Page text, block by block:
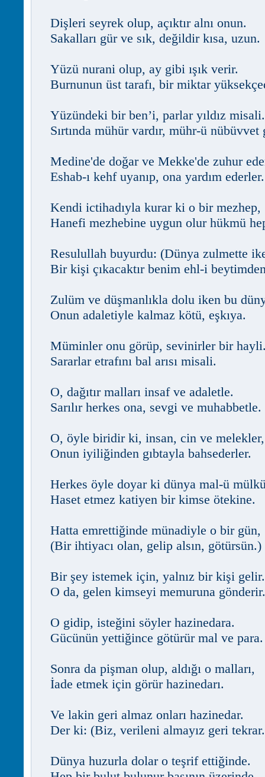
Dişleri seyrek olup, açıktır alnı onun.
Sakalları gür ve sık, değildir kısa, uzun.
Yüzü nurani olup, ay gibi ışık verir.
Burnunun üst tarafı, bir miktar
Yüzündeki bir ben’i, parlar yıldız misali.
Sırtında mühür vardır, mühr-ü nübüvvet
Medine'de doğar ve Mekke'de zuhur
Eshab-ı kehf uyanıp, ona yardım ederler.
Kendi ictihadıyla kurar ki o bir mezhep,
Hanefi mezhebine uygun olur hükmü
Resulullah buyurdu: (Dünya zulmette
Bir kişi çıkacaktır benim ehl-i
Zulüm ve düşmanlıkla dolu iken bu
Onun adaletiyle kalmaz kötü, eşkıya.
Müminler onu görüp, sevinirler bir
Sararlar etrafını bal arısı misali.
O, dağıtır malları insaf ve adaletle.
Sarılır herkes ona, sevgi ve muhabbetle.
O, öyle biridir ki, insan, cin ve melekler,
Onun iyiliğinden gıbtayla bahsederler.
Herkes öyle doyar ki dünya mal-ü
Haset etmez katiyen bir kimse ötekine.
Hatta emrettiğinde münadiyle o bir gün,
(Bir ihtiyacı olan, gelip alsın, götürsün.)
Bir şey istemek için, yalnız bir kişi gelir.
O da, gelen kimseyi memuruna gönderir.
O gidip, isteğini söyler hazinedara.
Gücünün yettiğince götürür mal ve para.
Sonra da pişman olup, aldığı o malları,
İade etmek için görür hazinedarı.
Ve lakin geri almaz onları hazinedar.
Der ki: (Biz, verileni almayız geri
Dünya huzurla dolar o teşrif ettiğinde.